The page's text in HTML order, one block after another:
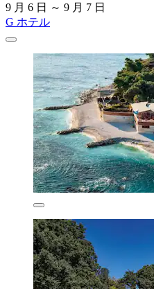
9 月 6 日 ～ 9 月 7 日
G ホテル